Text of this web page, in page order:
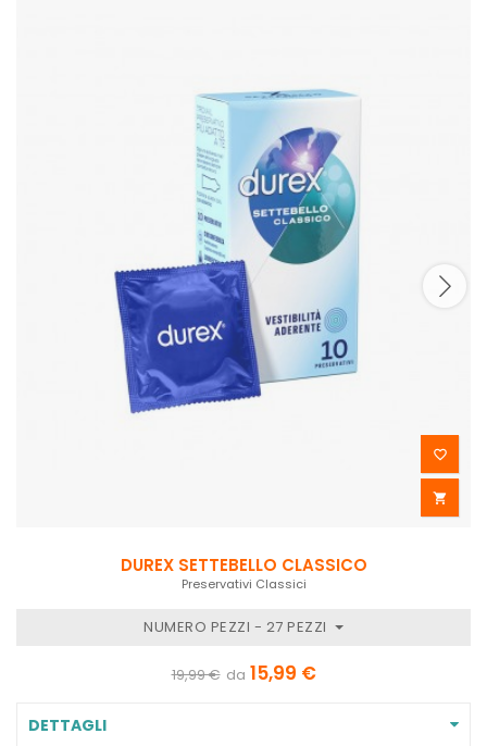


DUREX SETTEBELLO CLASSICO
Preservativi Classici
NUMERO PEZZI - 27 PEZZI
19,99 € da 15,99 €
DETTAGLI